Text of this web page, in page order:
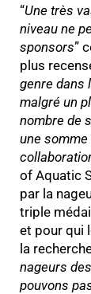
“Une très
niveau ne
sponsors”
plus
genre dans
malgré un
nombre de
une
of Aquatic
par la
triple
et pour qui
la
nageurs
pouvons